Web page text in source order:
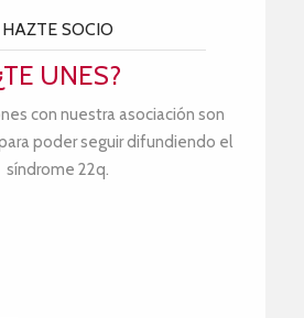
HAZTE SOCIO
UNES?
con nuestra asociación son
poder seguir difundiendo el
síndrome 22q.